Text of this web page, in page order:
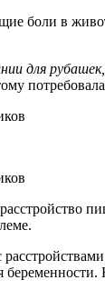
боли в
для